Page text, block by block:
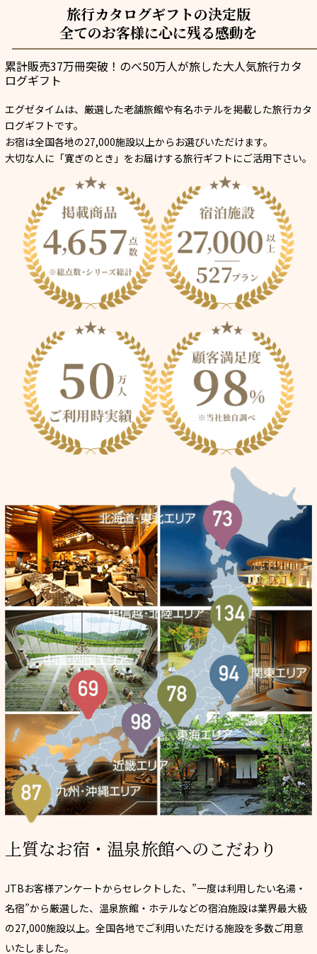
旅行カタログギフトの決定版
全てのお客様に心に残る感動を
累計販売37万冊突破！のべ50万人が旅した大人気旅行カタ
ログギフト
エグゼタイムは、厳選した老舗旅館や有名ホテルを掲載した旅行カタ
ログギフトです。
お宿は全国各地の27,000施設以上からお選びいただけます。
大切な人に「寛ぎのとき」をお届けする旅行ギフトにご活用下さい。
上質なお宿・温泉旅館へのこだわり
JTBお客様アンケートからセレクトした、”一度は利用したい名湯・
名宿”から厳選した、温泉旅館・ホテルなどの宿泊施設は業界最大級
の27,000施設以上。全国各地でご利用いただける施設を多数ご用意
いたしました。